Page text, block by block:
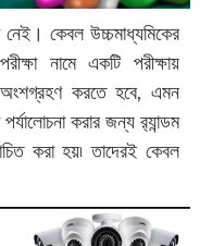
নেই। কেবল উচ্চমাধ্যমিকের
নামে একটি পরীক্ষায়
করতে হবে, এমন
করার জন্য র‌্যান্ডম
করা হয়৷ তাদেরই কেবল